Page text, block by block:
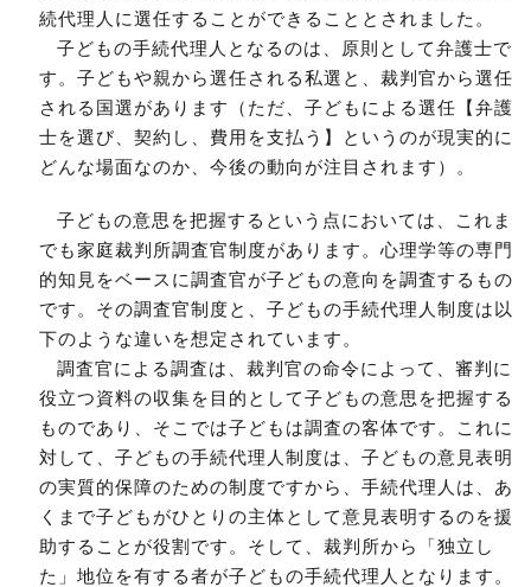
続代理人に選任することができることとされました。
子どもの手続代理人となるのは、原則として弁護士で
す。子どもや親から選任される私選と、裁判官から選任
される国選があります（ただ、子どもによる選任【弁護
士を選び、契約し、費用を支払う】というのが現実的に
どんな場面なのか、今後の動向が注目されます）。
子どもの意思を把握するという点においては、これま
でも家庭裁判所調査官制度があります。心理学等の専門
的知見をベースに調査官が子どもの意向を調査するもの
です。その調査官制度と、子どもの手続代理人制度は以
下のような違いを想定されています。
調査官による調査は、裁判官の命令によって、審判に
役立つ資料の収集を目的として子どもの意思を把握する
ものであり、そこでは子どもは調査の客体です。これに
対して、子どもの手続代理人制度は、子どもの意見表明
の実質的保障のための制度ですから、手続代理人は、あ
くまで子どもがひとりの主体として意見表明するのを援
助することが役割です。そして、裁判所から「独立し
た」地位を有する者が子どもの手続代理人となります。